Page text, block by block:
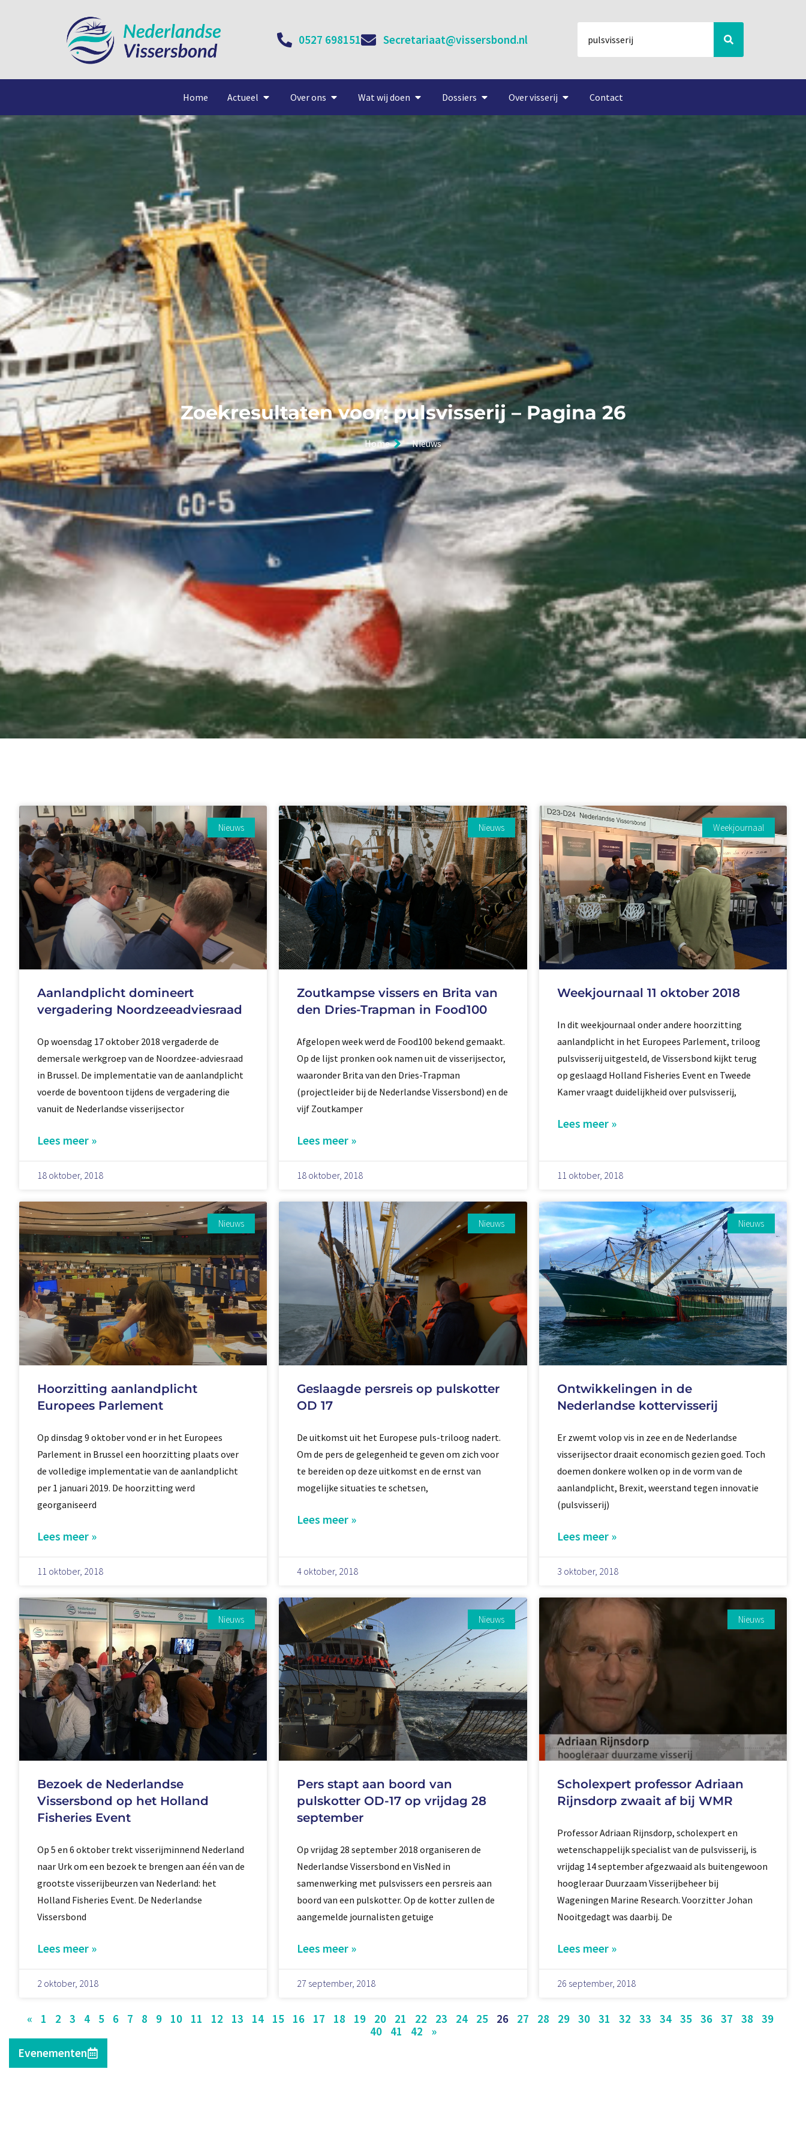
0527 698151 Secretariaat@vissersbond.nl
Home Actueel Over ons Wat wij doen Dossiers Over visserij Contact
Zoekresultaten voor: pulsvisserij – Pagina 26
Home Nieuws
Nieuws
Aanlandplicht domineert
vergadering Noordzeeadviesraad
Op woensdag 17 oktober 2018 vergaderde de
demersale werkgroep van de Noordzee-adviesraad
in Brussel. De implementatie van de aanlandplicht
voerde de boventoon tijdens de vergadering die
vanuit de Nederlandse visserijsector
Lees meer »
18 oktober, 2018
Nieuws
Zoutkampse vissers en Brita van
den Dries-Trapman in Food100
Afgelopen week werd de Food100 bekend gemaakt.
Op de lijst pronken ook namen uit de visserijsector,
waaronder Brita van den Dries-Trapman
(projectleider bij de Nederlandse Vissersbond) en de
vijf Zoutkamper
Lees meer »
18 oktober, 2018
Weekjournaal
Weekjournaal 11 oktober 2018
In dit weekjournaal onder andere hoorzitting
aanlandplicht in het Europees Parlement, triloog
pulsvisserij uitgesteld, de Vissersbond kijkt terug
op geslaagd Holland Fisheries Event en Tweede
Kamer vraagt duidelijkheid over pulsvisserij,
Lees meer »
11 oktober, 2018
Nieuws
Hoorzitting aanlandplicht
Europees Parlement
Op dinsdag 9 oktober vond er in het Europees
Parlement in Brussel een hoorzitting plaats over
de volledige implementatie van de aanlandplicht
per 1 januari 2019. De hoorzitting werd
georganiseerd
Lees meer »
11 oktober, 2018
Nieuws
Geslaagde persreis op pulskotter
OD 17
De uitkomst uit het Europese puls-triloog nadert.
Om de pers de gelegenheid te geven om zich voor
te bereiden op deze uitkomst en de ernst van
mogelijke situaties te schetsen,
Lees meer »
4 oktober, 2018
Nieuws
Ontwikkelingen in de
Nederlandse kottervisserij
Er zwemt volop vis in zee en de Nederlandse
visserijsector draait economisch gezien goed. Toch
doemen donkere wolken op in de vorm van de
aanlandplicht, Brexit, weerstand tegen innovatie
(pulsvisserij)
Lees meer »
3 oktober, 2018
Nieuws
Bezoek de Nederlandse
Vissersbond op het Holland
Fisheries Event
Op 5 en 6 oktober trekt visserijminnend Nederland
naar Urk om een bezoek te brengen aan één van de
grootste visserijbeurzen van Nederland: het
Holland Fisheries Event. De Nederlandse
Vissersbond
Lees meer »
2 oktober, 2018
Nieuws
Pers stapt aan boord van
pulskotter OD-17 op vrijdag 28
september
Op vrijdag 28 september 2018 organiseren de
Nederlandse Vissersbond en VisNed in
samenwerking met pulsvissers een persreis aan
boord van een pulskotter. Op de kotter zullen de
aangemelde journalisten getuige
Lees meer »
27 september, 2018
Nieuws
Scholexpert professor Adriaan
Rijnsdorp zwaait af bij WMR
Professor Adriaan Rijnsdorp, scholexpert en
wetenschappelijk specialist van de pulsvisserij, is
vrijdag 14 september afgezwaaid als buitengewoon
hoogleraar Duurzaam Visserijbeheer bij
Wageningen Marine Research. Voorzitter Johan
Nooitgedagt was daarbij. De
Lees meer »
26 september, 2018
« 1 2 3 4 5 6 7 8 9 10 11 12 13 14 15 16 17 18 19 20 21 22 23 24 25 26 27 28 29 30 31 32 33 34 35 36 37 38
39
40
41 42
»
Evenementen